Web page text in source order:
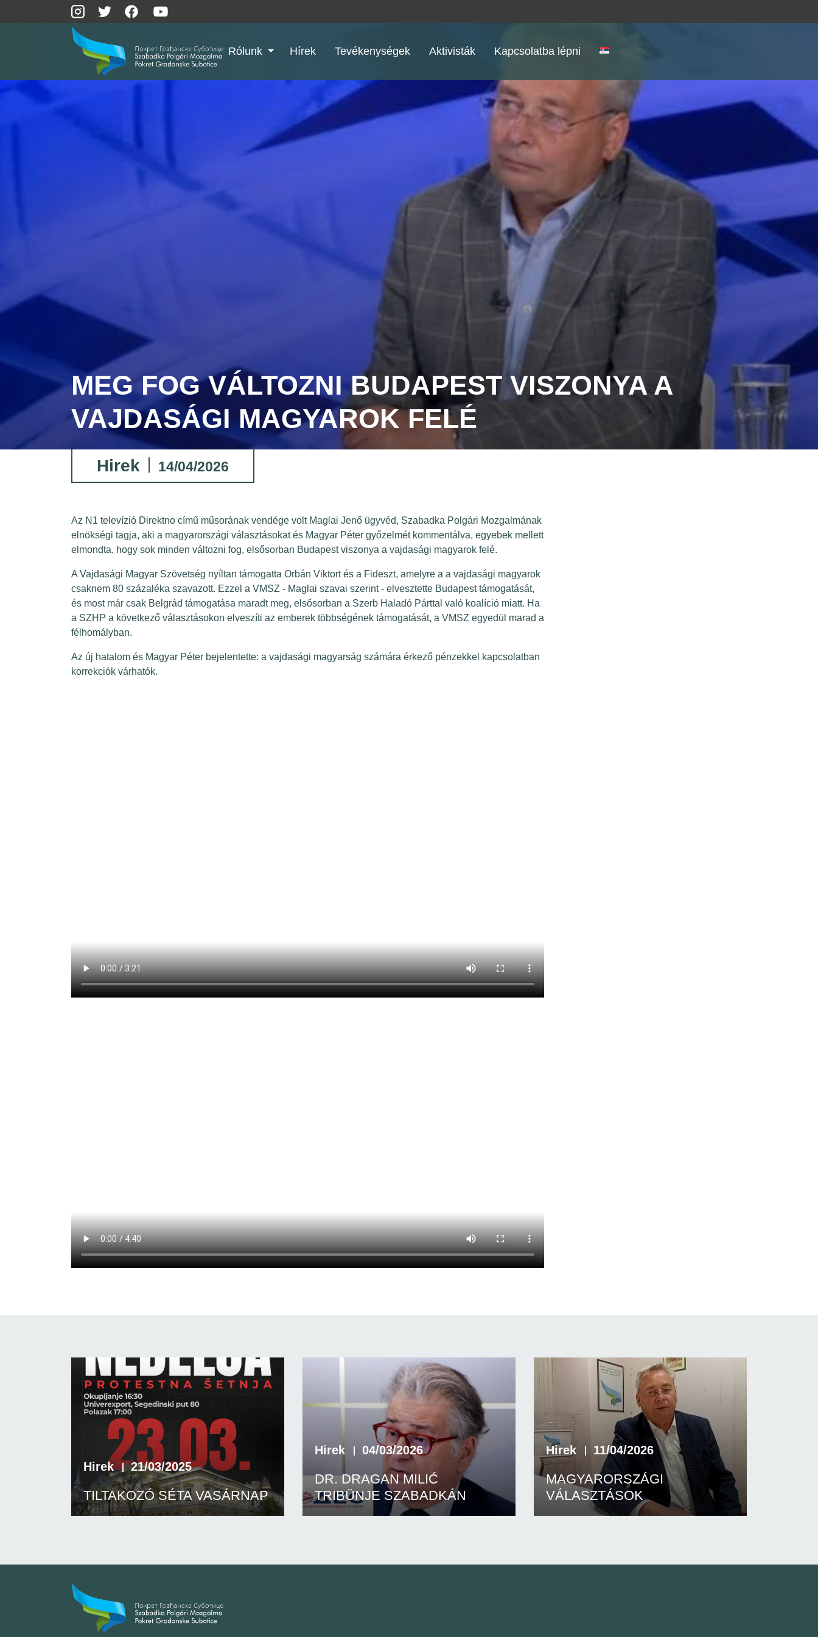
Rólunk Hírek Tevékenységek Aktivisták Kapcsolatba lépni
MEG FOG VÁLTOZNI BUDAPEST VISZONYA A
VAJDASÁGI MAGYAROK FELÉ
Hirek 14/04/2026
Az N1 televízió Direktno című műsorának vendége volt Maglai Jenő ügyvéd, Szabadka Polgári Mozgalmának
elnökségi tagja, aki a magyarországi választásokat és Magyar Péter győzelmét kommentálva, egyebek mellett
elmondta, hogy sok minden változni fog, elsősorban Budapest viszonya a vajdasági magyarok felé.
A Vajdasági Magyar Szövetség nyíltan támogatta Orbán Viktort és a Fideszt, amelyre a a vajdasági magyarok
csaknem 80 százaléka szavazott. Ezzel a VMSZ - Maglai szavai szerint - elvesztette Budapest támogatását,
és most már csak Belgrád támogatása maradt meg, elsősorban a Szerb Haladó Párttal való koalíció miatt. Ha
a SZHP a következő választásokon elveszíti az emberek többségének támogatását, a VMSZ egyedül marad a
félhomályban.
Az új hatalom és Magyar Péter bejelentette: a vajdasági magyarság számára érkező pénzekkel kapcsolatban
korrekciók várhatók.
Hirek 21/03/2025
TILTAKOZÓ SÉTA VASÁRNAP
Hirek 04/03/2026
DR. DRAGAN MILIĆ
TRIBÜNJE SZABADKÁN
Hirek 11/04/2026
MAGYARORSZÁGI
VÁLASZTÁSOK